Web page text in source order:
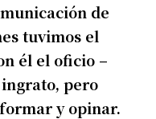
de
tuvimos el
él el oficio –
pero
y opinar.